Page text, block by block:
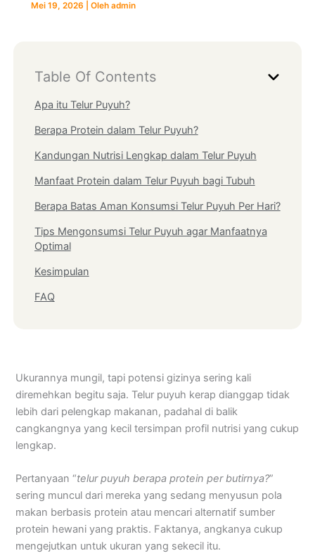
Mei 19, 2026 | Oleh admin
Table Of Contents
Apa itu Telur Puyuh?
Berapa Protein dalam Telur Puyuh?
Kandungan Nutrisi Lengkap dalam Telur Puyuh
Manfaat Protein dalam Telur Puyuh bagi Tubuh
Berapa Batas Aman Konsumsi Telur Puyuh Per Hari?
Tips Mengonsumsi Telur Puyuh agar Manfaatnya
Optimal
Kesimpulan
FAQ
Ukurannya mungil, tapi potensi gizinya sering kali
diremehkan begitu saja. Telur puyuh kerap dianggap tidak
lebih dari pelengkap makanan, padahal di balik
cangkangnya yang kecil tersimpan profil nutrisi yang cukup
lengkap.
Pertanyaan “telur puyuh berapa protein per butirnya?”
sering muncul dari mereka yang sedang menyusun pola
makan berbasis protein atau mencari alternatif sumber
protein hewani yang praktis. Faktanya, angkanya cukup
mengejutkan untuk ukuran yang sekecil itu.